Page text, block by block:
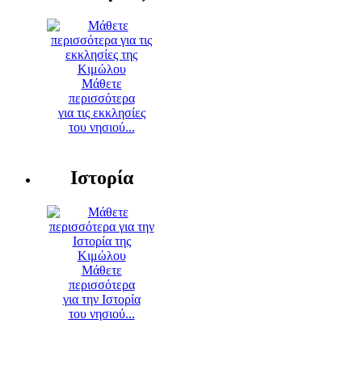
Μάθετε
περισσότερα
για τις εκκλησίες
του νησιού...
Ιστορία
Μάθετε
περισσότερα
για την Ιστορία
του νησιού...